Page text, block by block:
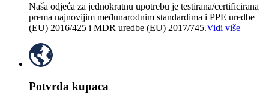
Naša odjeća za jednokratnu upotrebu je testirana/certificirana
prema najnovijim međunarodnim standardima i PPE uredbe
(EU) 2016/425 i MDR uredbe (EU) 2017/745.Vidi više
Potvrda kupaca